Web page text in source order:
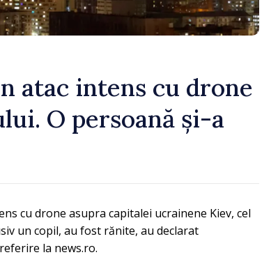
atac intens cu drone
O persoană și-a
cu drone asupra capitalei ucrainene Kiev, cel
un copil, au fost rănite, au declarat
la news.ro.